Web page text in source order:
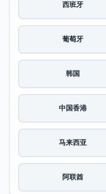
西班牙
葡萄牙
韩国
中国香港
马来西亚
阿联酋